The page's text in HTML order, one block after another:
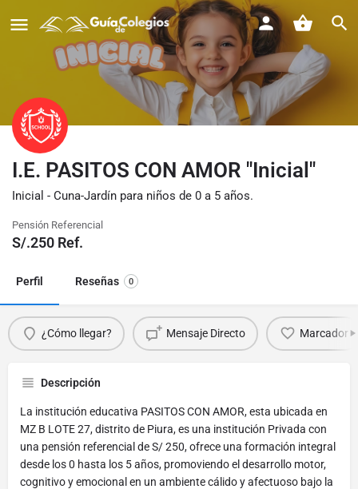
I.E. PASITOS CON AMOR "Inicial"
Inicial - Cuna-Jardín para niños de 0 a 5 años.
Pensión Referencial
S/.250 Ref.
Perfil Reseñas 0
¿Cómo llegar? Mensaje Directo Marcador
Descripción
La institución educativa PASITOS CON AMOR, esta ubicada en
MZ B LOTE 27, distrito de Piura, es una institución Privada con
una pensión referencial de S/ 250, ofrece una formación integral
desde los 0 hasta los 5 años, promoviendo el desarrollo motor,
cognitivo y emocional en un ambiente cálido y afectuoso bajo la